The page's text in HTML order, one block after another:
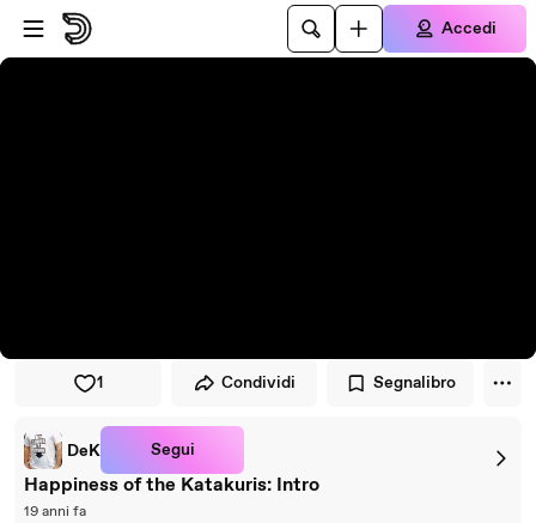
Vai al lettore
Passa al contenuto principale
Accedi
1 Condividi Segnalibro
DeK Segui
Happiness of the Katakuris: Intro
19 anni fa